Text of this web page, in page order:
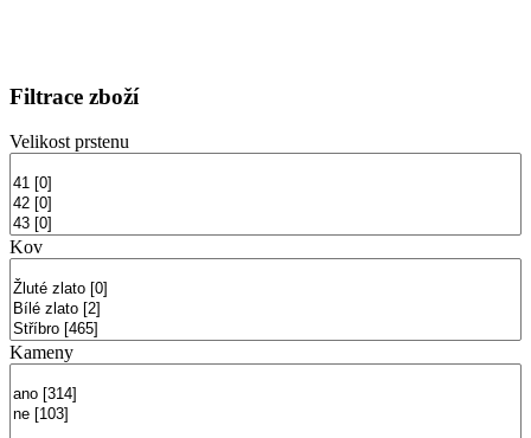
Filtrace zboží
Velikost prstenu
Kov
Kameny